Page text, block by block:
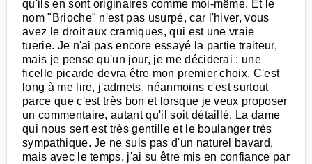
qu'ils en sont originaires comme moi-même. Et le
nom "Brioche" n'est pas usurpé, car l'hiver, vous
avez le droit aux cramiques, qui est une vraie
tuerie. Je n'ai pas encore essayé la partie traiteur,
mais je pense qu'un jour, je me déciderai : une
ficelle picarde devra être mon premier choix. C'est
long à me lire, j'admets, néanmoins c'est surtout
parce que c'est très bon et lorsque je veux proposer
un commentaire, autant qu'il soit détaillé. La dame
qui nous sert est très gentille et le boulanger très
sympathique. Je ne suis pas d'un naturel bavard,
mais avec le temps, j'ai su être mis en confiance par